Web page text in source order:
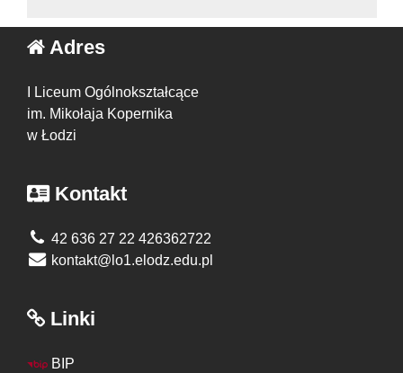
Adres
I Liceum Ogólnokształcące
im. Mikołaja Kopernika
w Łodzi
Kontakt
42 636 27 22 426362722
kontakt@lo1.elodz.edu.pl
Linki
BIP